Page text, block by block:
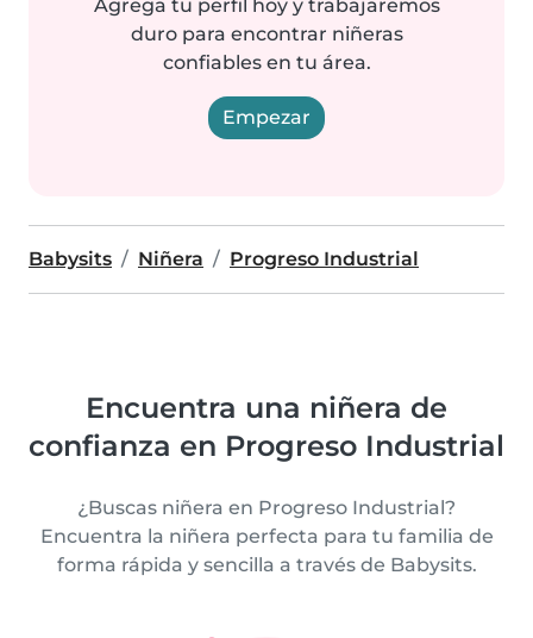
Agrega tu perfil hoy y trabajaremos
duro para encontrar niñeras
confiables en tu área.
Empezar
Babysits Niñera Progreso Industrial
Encuentra una niñera de
confianza en Progreso Industrial
¿Buscas niñera en Progreso Industrial?
Encuentra la niñera perfecta para tu familia de
forma rápida y sencilla a través de Babysits.